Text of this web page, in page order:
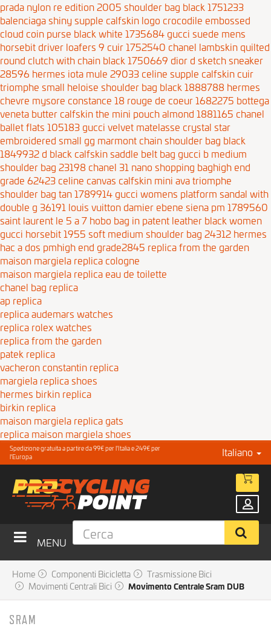
prada nylon re edition 2005 shoulder bag black 1751233
balenciaga shiny supple calfskin logo crocodile embossed
cloud coin purse black white 1735684 gucci suede mens
horsebit driver loafers 9 cuir 1752540 chanel lambskin quilted
round clutch with chain black 1750669 dior d sketch sneaker
28596 hermes iota mule 29033 celine supple calfskin cuir
triomphe small heloise shoulder bag black 1888788 hermes
chevre mysore constance 18 rouge de coeur 1682275 bottega
veneta butter calfskin the mini pouch almond 1881165 chanel
ballet flats 105183 gucci velvet matelasse crystal star
embroidered small gg marmont chain shoulder bag black
1849932 d black calfskin saddle belt bag gucci b medium
shoulder bag 23198 chanel 31 nano shopping baghigh end
grade 62423 celine canvas calfskin mini ava triomphe
shoulder bag tan 1789914 gucci womens platform sandal with
double g 36191 louis vuitton damier ebene siena pm 1789560
saint laurent le 5 a 7 hobo bag in patent leather black women
gucci horsebit 1955 soft medium shoulder bag 24312 hermes
hac a dos pmhigh end grade2845 replica from the garden
maison margiela replica cologne
maison margiela replica eau de toilette
chanel bag replica
ap replica
replica audemars watches
replica rolex watches
replica from the garden
patek replica
vacheron constantin replica
margiela replica shoes
hermes birkin replica
birkin replica
maison margiela replica gats
replica maison margiela shoes
Spedizione gratuita a partire da 99€ per l'Italia e 249€ per
l'Europa
Italiano
MENU
Home Componenti Bicicletta
Trasmissione Bici
Movimenti Centrali Bici
Movimento Centrale Sram DUB
SRAM